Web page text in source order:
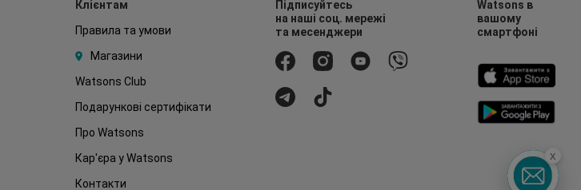
Клієнтам
Правила та умови
Магазини
Watsons Club
Подарункові сертифікати
Про Watsons
Кар'єра у Watsons
Контакти
Підписуйтесь
на наші соц. мережі
та месенджери
Watsons в
вашому
смартфоні
x